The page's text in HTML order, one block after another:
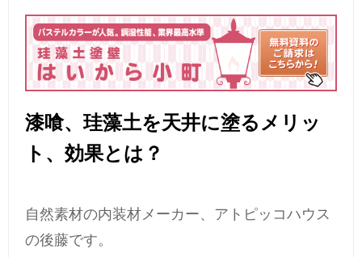
漆喰、珪藻土を天井に塗るメリッ
ト、効果とは？
自然素材の内装材メーカー、アトピッコハウス
の後藤です。